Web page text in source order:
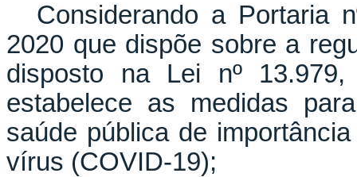
Considerando a Portaria
2020 que dispõe sobre a
disposto na Lei nº
estabelece as medidas
saúde pública de
vírus (COVID-19);